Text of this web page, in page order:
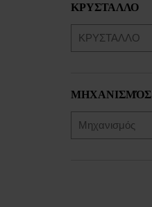
ΚΡΥΣΤΑΛΛΟ
ΜΗΧΑΝΙΣΜΌΣ